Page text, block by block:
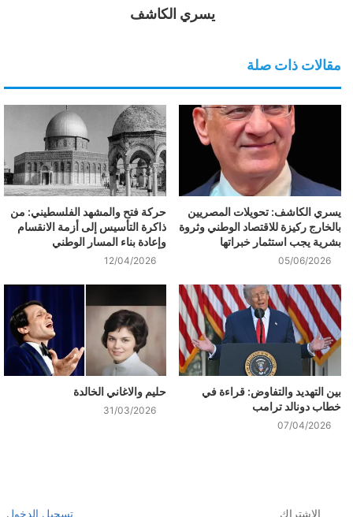
يسري الكاشف
مقالات ذات صلة
يسري الكاشف: تحويلات المصريين
بالخارج ركيزة للاقتصاد الوطني وثروة
بشرية يجب استثمار خبراتها
05/06/2026
حركة فتح والمشهد الفلسطيني: من
ذاكرة التأسيس إلى أزمة الانقسام
وإعادة بناء المسار الوطني
12/04/2026
بين التهديد والتفاوض: قراءة في
خطاب دونالد ترامب
07/04/2026
حليم والاغاني الخالدة
31/03/2026
الاشتراك تسجيل الدخول